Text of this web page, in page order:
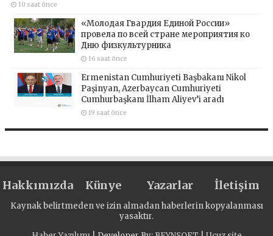
10 saat önce
«Молодая Гвардия Единой России»
провела по всей стране мероприятия ко
Дню физкультурника
16 saat önce
Ermenistan Cumhuriyeti Başbakanı Nikol
Paşinyan, Azerbaycan Cumhuriyeti
Cumhurbaşkanı İlham Aliyev’i aradı
19 saat önce
Hakkımızda Künye Yazarlar İletişim
Kaynak belirtmeden ve izin almadan haberlerin kopyalanması
yasaktır.